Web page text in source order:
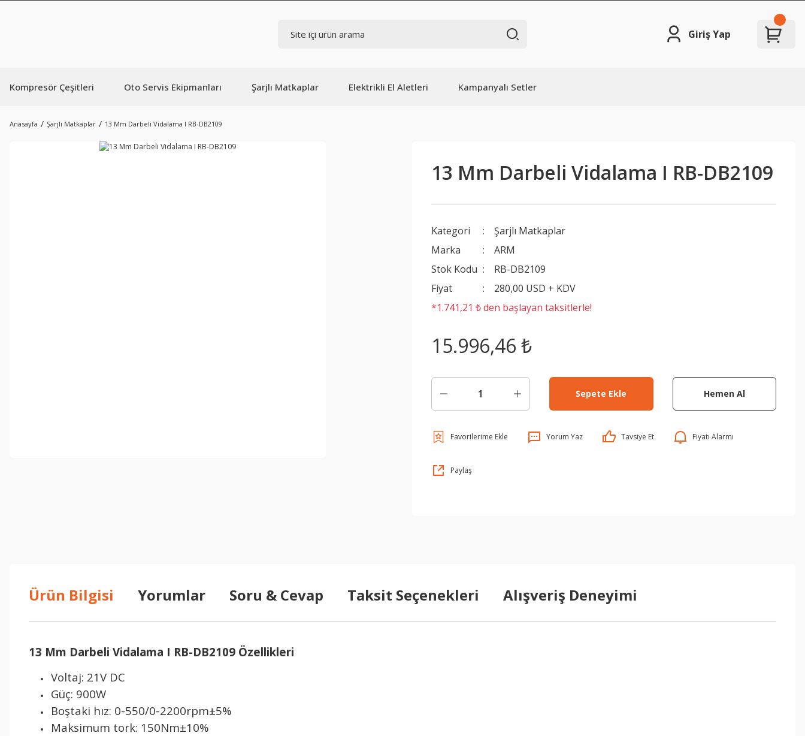
Giriş Yap
Kompresör Çeşitleri Oto Servis Ekipmanları Şarjlı Matkaplar Elektrikli El Aletleri Kampanyalı Setler
Anasayfa Şarjlı Matkaplar 13 Mm Darbeli Vidalama I RB-DB2109
13 Mm Darbeli Vidalama I RB-DB2109
Kategori
Şarjlı Matkaplar
Marka
ARM
Stok Kodu
RB-DB2109
Fiyat
280,00 USD + KDV
*1.741,21 ₺ den başlayan taksitlerle!
15.996,46 ₺
Sepete Ekle Hemen Al
Yorum Yaz Tavsiye Et Fiyatı Alarmı
Paylaş
Ürün Bilgisi Yorumlar Soru & Cevap Taksit Seçenekleri Alışveriş Deneyimi
13 Mm Darbeli Vidalama I RB-DB2109 Özellikleri
Voltaj: 21V DC
Güç: 900W
Boştaki hız: 0-550/0-2200rpm±5%
Maksimum tork: 150Nm±10%